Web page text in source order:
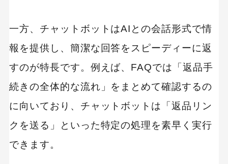
一方、チャットボットはAIとの会話形式で情
報を提供し、簡潔な回答をスピーディーに返
すのが特長です。例えば、FAQでは「返品手
続きの全体的な流れ」をまとめて確認するの
に向いており、チャットボットは「返品リン
クを送る」といった特定の処理を素早く実行
できます。